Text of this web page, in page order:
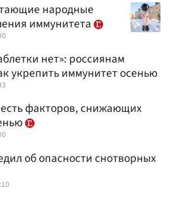
народные
иммунитета
нет»: россиянам
укрепить иммунитет осенью
факторов, снижающих
об опасности снотворных